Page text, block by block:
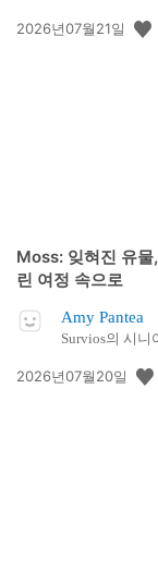
공
2026년07월21일
Moss: 잊혀진 유
린 여정 속으로
Amy Pantea
Survios의 시니
공
2026년07월20일